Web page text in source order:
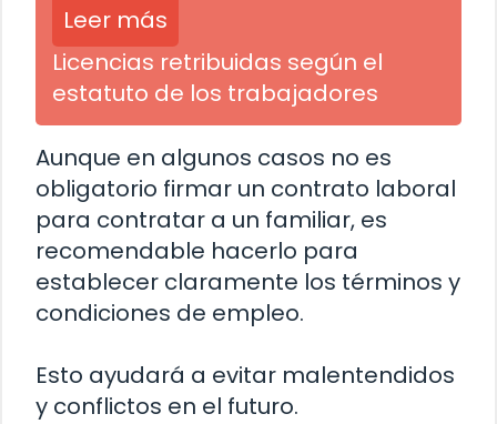
Leer más
Licencias retribuidas según el
estatuto de los trabajadores
Aunque en algunos casos no es
obligatorio firmar un contrato laboral
para contratar a un familiar, es
recomendable hacerlo para
establecer claramente los términos y
condiciones de empleo.
Esto ayudará a evitar malentendidos
y conflictos en el futuro.